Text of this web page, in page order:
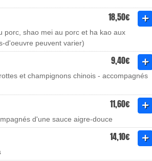
18,50€
porc, shao mei au porc et ha kao aux
d'oeuvre peuvent varier)
9,40€
et champignons chinois - accompagnés
11,60€
d'une sauce aigre-douce
14,10€